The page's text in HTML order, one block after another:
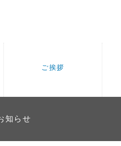
ご挨拶
知らせ